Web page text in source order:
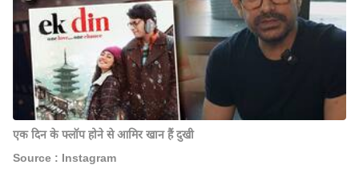
एक दिन के फ्लॉप होने से आमिर खान हैं दुखी
Source : Instagram